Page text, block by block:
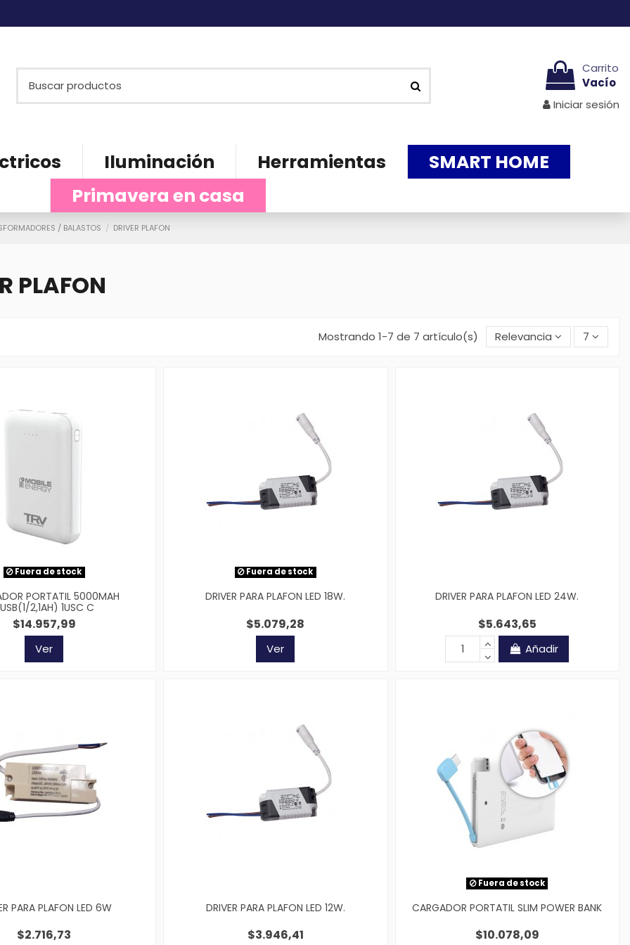
Carrito
Vacío
Iniciar sesión
Iluminación Herramientas
SMART HOME
Primavera en casa
/ BALASTOS DRIVER PLAFON
PLAFON
Mostrando 1-7 de 7 artículo(s) Relevancia 7
Fuera de stock
PORTATIL 5000MAH
2,1AH) 1USC C
$14.957,99
Ver
Fuera de stock
DRIVER PARA PLAFON LED 18W.
$5.079,28
Ver
DRIVER PARA PLAFON LED 24W.
$5.643,65
Añadir
PARA PLAFON LED 6W
$2.716,73
DRIVER PARA PLAFON LED 12W.
$3.946,41
Fuera de stock
CARGADOR PORTATIL SLIM POWER BANK
$10.078,09